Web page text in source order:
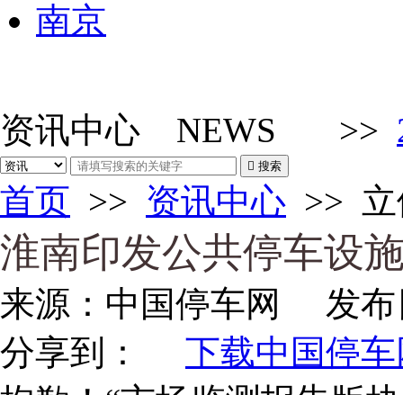
南京
资讯中心 NEWS >>
 搜索
首页 >> 资讯中心 >>
淮南印发公共停车设
来源： 中国停车网
发布
分享到：
下载中国停车